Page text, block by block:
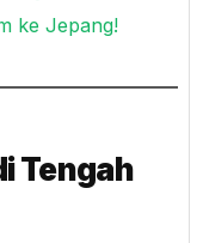
ke Jepang!
Tengah